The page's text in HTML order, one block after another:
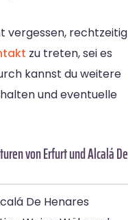
vergessen, rechtzeitig
zu treten, sei es
kannst du weitere
und eventuelle
von Erfurt und Alcalá De
De Henares